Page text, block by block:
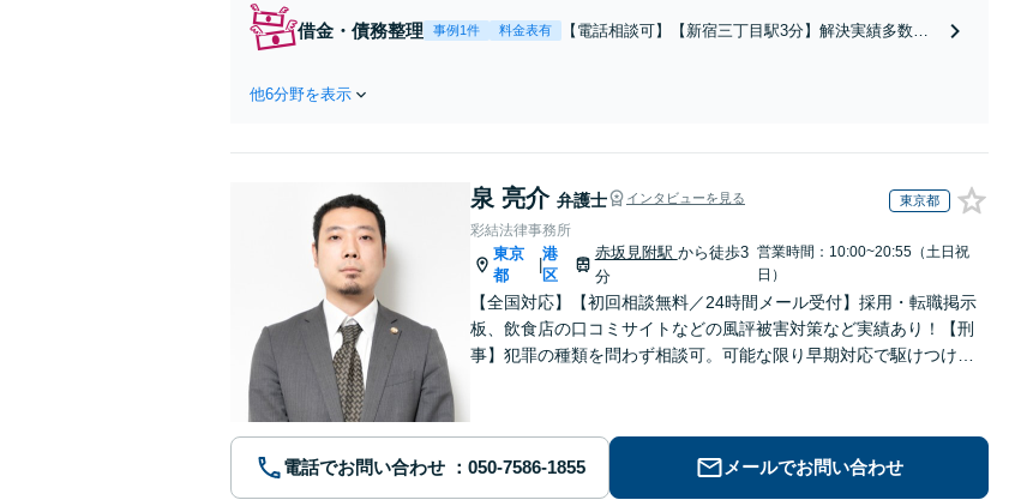
渉など、お任せください【休日・夜間相談可】
借金・債務整理 事例1件 料金表有
【電話相談可】【新宿三丁目駅3分】解決実績多数。
他6分野を表示
泉 亮介 弁護士 インタビューを見る 東京都
彩結法律事務所
東京
都
港
区
赤坂見附駅 から徒歩3
分
営業時間：10:00~20:55（土日祝
日）
【全国対応】【初回相談無料／24時間メール受付】採用・転職掲示
板、飲食店の口コミサイトなどの風評被害対策など実績あり！【刑
事】犯罪の種類を問わず相談可。可能な限り早期対応で駆けつけサ
電話でお問い合わせ メールでお問い合わせ